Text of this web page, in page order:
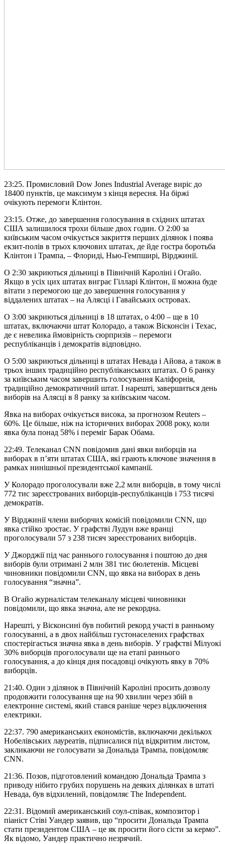
23:25. Промисловий Dow Jones Industrial Average виріс до
18400 пунктів, це максимум з кінця вересня. На біржі
очікують перемоги Клінтон.
23:15. Отже, до завершення голосування в східних штатах
США залишилося трохи більше двох годин. О 2:00 за
київським часом очікується закриття перших ділянок і поява
екзит-полів в трьох ключових штатах, де йде гостра боротьба
Клінтон і Трампа, – Флориді, Нью-Гемпширі, Вірджинії.
О 2:30 закриються дільниці в Північній Кароліні і Огайо.
Якщо в усіх цих штатах виграє Гілларі Клінтон, її можна буде
вітати з перемогою ще до завершення голосування у
віддалених штатах – на Алясці і Гавайських островах.
О 3:00 закриються дільниці в 18 штатах, о 4:00 – ще в 10
штатах, включаючи штат Колорадо, а також Вісконсін і Техас,
де є невелика ймовірність сюрпризів – перемоги
республіканців і демократів відповідно.
О 5:00 закриються дільниці в штатах Невада і Айова, а також в
трьох інших традиційно республіканських штатах. О 6 ранку
за київським часом завершить голосування Каліфорнія,
традиційно демократичний штат. І нарешті, завершиться день
виборів на Алясці в 8 ранку за київським часом.
Явка на виборах очікується висока, за прогнозом Reuters –
60%. Це більше, ніж на історичних виборах 2008 року, коли
явка була понад 58% і переміг Барак Обама.
22:49. Телеканал CNN повідомив дані явки виборців на
виборах в п’яти штатах США, які грають ключове значення в
рамках нинішньої президентської кампанії.
У Колорадо проголосували вже 2,2 млн виборців, в тому числі
772 тис зареєстрованих виборців-республіканців і 753 тисячі
демократів.
У Вірджинії члени виборчих комісій повідомили CNN, що
явка стійко зростає. У графстві Лудун вже вранці
проголосували 57 з 238 тисяч зареєстрованих виборців.
У Джорджії під час раннього голосування і поштою до дня
виборів були отримані 2 млн 381 тис бюлетенів. Місцеві
чиновники повідомили CNN, що явка на виборах в день
голосування “значна”.
В Огайо журналістам телеканалу місцеві чиновники
повідомили, що явка значна, але не рекордна.
Нарешті, у Вісконсині був побитий рекорд участі в ранньому
голосуванні, а в двох найбільш густонаселених графствах
спостерігається значна явка в день виборів. У графстві Мілуокі
30% виборців проголосували ще на етапі раннього
голосування, а до кінця дня посадовці очікують явку в 70%
виборців.
21:40. Один з ділянок в Північній Кароліні просить дозволу
продовжити голосування ще на 90 хвилин через збій в
електронне системі, який стався раніше через відключення
електрики.
22:37. 790 американських економістів, включаючи декількох
Нобелівських лауреатів, підписалися під відкритим листом,
закликаючи не голосувати за Дональда Трампа, повідомляє
CNN.
21:36. Позов, підготовлений командою Дональда Трампа з
приводу нібито грубих порушень на деяких ділянках в штаті
Невада, був відхилений, повідомляє The Independent.
22:31. Відомий американський соул-співак, композитор і
піаніст Стіві Уандер заявив, що “просити Дональда Трампа
стати президентом США – це як просити його сісти за кермо”.
Як відомо, Уандер практично незрячий.